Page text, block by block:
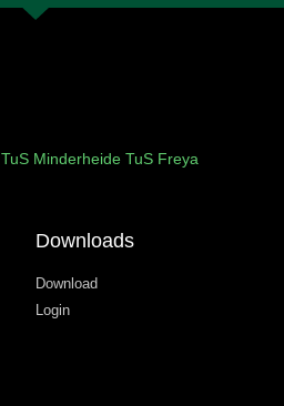
TuS Minderheide TuS Freya
Downloads
Download
Login